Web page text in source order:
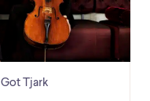
Got Tjark